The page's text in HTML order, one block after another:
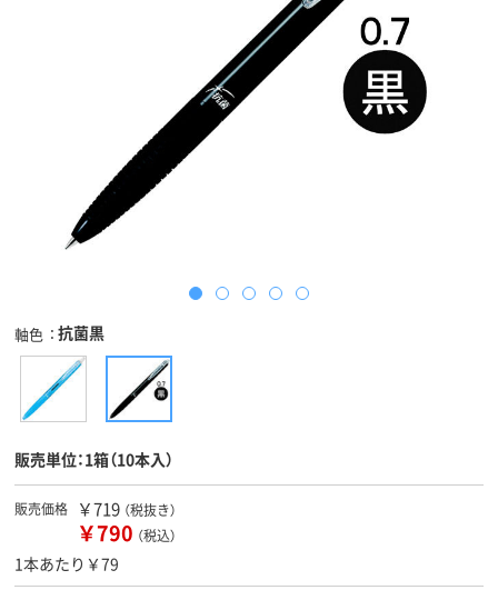
軸色 抗菌黒
販売単位：1箱（10本入）
販売価格 ￥719 （税抜き）
￥790 （税込）
1本あたり￥79